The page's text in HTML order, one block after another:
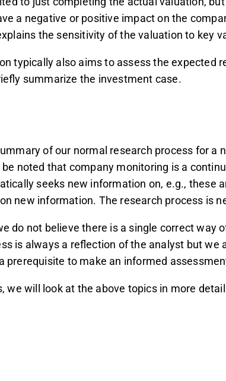
a negative or positive impact on the
the sensitivity of the valuation to key
typically also aims to assess the expected
summarize the investment case.
of our normal research process for a
noted that company monitoring is a
seeks new information on, e.g., these
new information. The research process is
do not believe there is a single correct way
is always a reflection of the analyst but we
prerequisite to make an informed
we will look at the above topics in more